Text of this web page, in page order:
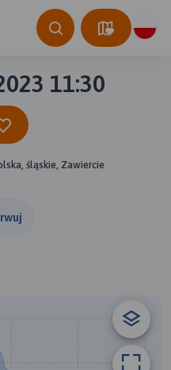
11:30
śląskie, Zawiercie